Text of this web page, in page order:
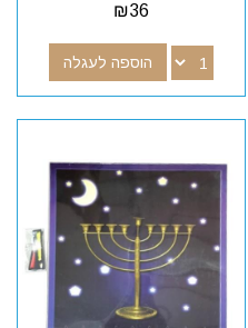
₪36
הוספה לעגלה